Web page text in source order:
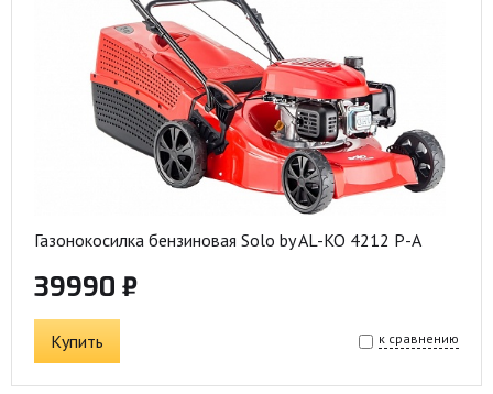
Газонокосилка бензиновая Solo by AL-KO 4212 P-A
39990 ₽
Купить к сравнению